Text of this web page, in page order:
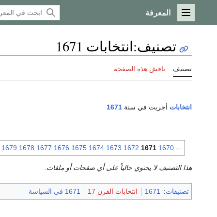
القائمة الرئيسية
المعرفة
تصنيف:انتخابات 1671
تصنيف ناقش هذه الصفحة
انتخابات أجريت في سنة 1671
←
1670
1671
1672
1673
1674
1675
1676
1677
1678
1679
هذا التصنيف لا يحتوي حالياً على أي صفحات أو ملفات.
تصنيفات:
1671 انتخابات القرن 17 1671 في السياسة